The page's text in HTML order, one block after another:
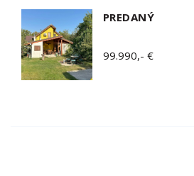
PREDANÝ
99.990,- €